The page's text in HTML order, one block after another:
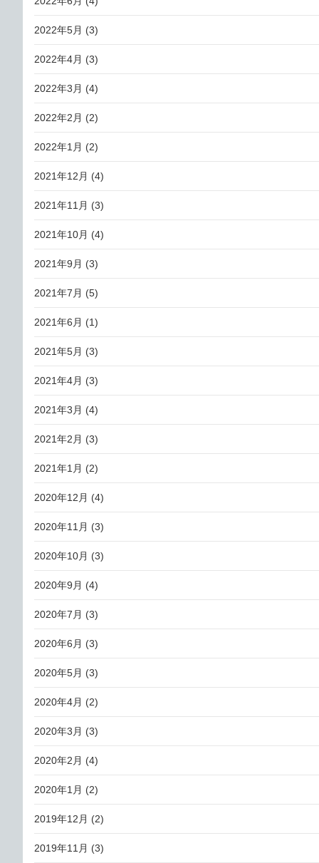
2022年5月 (3)
2022年4月 (3)
2022年3月 (4)
2022年2月 (2)
2022年1月 (2)
2021年12月 (4)
2021年11月 (3)
2021年10月 (4)
2021年9月 (3)
2021年7月 (5)
2021年6月 (1)
2021年5月 (3)
2021年4月 (3)
2021年3月 (4)
2021年2月 (3)
2021年1月 (2)
2020年12月 (4)
2020年11月 (3)
2020年10月 (3)
2020年9月 (4)
2020年7月 (3)
2020年6月 (3)
2020年5月 (3)
2020年4月 (2)
2020年3月 (3)
2020年2月 (4)
2020年1月 (2)
2019年12月 (2)
2019年11月 (3)